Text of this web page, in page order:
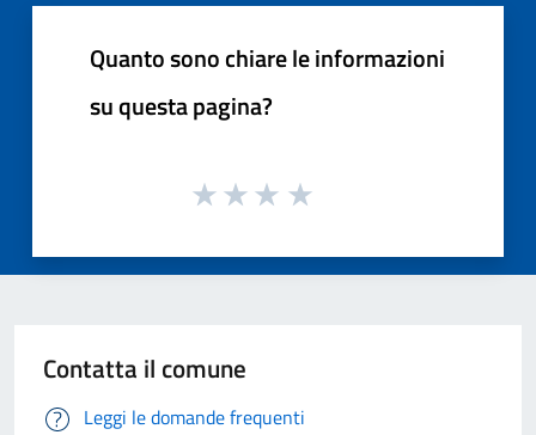
Quanto sono chiare le informazioni
su questa pagina?
Contatta il comune
Leggi le domande frequenti